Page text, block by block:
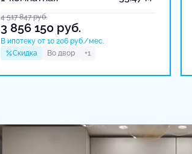
4 517 847руб.
3 856 150 руб.
В ипотеку от 10 206 руб./мес.
Скидка
Во двор +1